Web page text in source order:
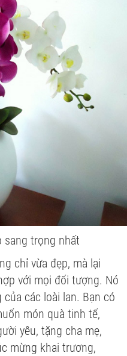
sang trọng nhất
chỉ vừa đẹp, mà lại
với mọi đối tượng. Nó
các loài lan. Bạn có
món quà tinh tế,
yêu, tặng cha mẹ,
mừng khai trương,